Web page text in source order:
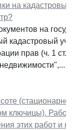
на
на
кадастровый
прав (ч. 1
ключицы).
этих работ и